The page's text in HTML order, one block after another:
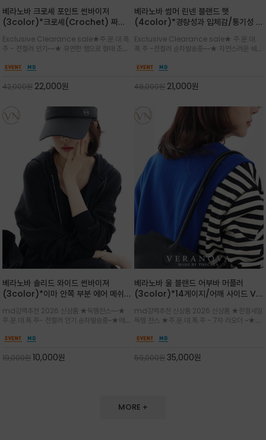
베라노바 크로셰 포인트 썬바이저
(3color)*크로셰(Crochet) 짜임
미닌한 무드를 연출/벨크로 타입이라 휴
대도 간편
Exclusive Clearance sale★주.문.대.폭.
주 - 전컬러 인기~~★ 유연한 챙으로 형태 조절
말아 휴대하기 좋고, 챙의 모양을 살짝 바꿀 수 있
용성을 모두 갖춘 아이템
42,000원 22,000원
베라노바 썸머 린넨 블랜드 햇
(4color)*경량성과 입체감/통기성 좋
쾌적하게 착용/ 뒷트임 있어서 헤어스타
일링에도 편하게 쓰실수 있습니다
Exclusive Clearance sale★ 주.문.대.
폭.주 -전컬러 순차발송중~~★ 자연스러운 쉐입
련된 포인트/베이직한 컬러 구성으로 어떤 스타
용도 높은 아이템
48,000원 21,000원
베라노바 솔리드 와이드 썬바이져
(3color)*이마 안쪽 부분 에어 메쉬
노바 심볼 전사 인쇄(Transfer
Printing)뒷밴딩으로 사이즈 조절이 가
능해 누구나 안정적으로 착용
md강력추천 2026 신상품 ★득템찬스~~★
주.문.대.폭.주- 전컬러 인기 순차발송중~★메쉬
일 보송보송한 스킨케어 핏(Skin-care fit)을
프,여행까지~~
19,000원10,000원
베라노바 울 블랜드 어부바 머플러
(3color)*14게이지/어깨 사이드 VN
잡는 감각적인 레이어드 니트 어부바숄/
뒷면의 은은한 V자 조직감과 부드러운
터치감으로 완성도를 높였으며, 단조로
md강력추천 신상품 2026 신상품 ★한정세일
득템 찬스 ★주.문.대.폭.주 - 7차 리오더 ~★셔
인트를 주기 좋으며, 소매 끝단에 위치한 실버
스러움을 동시에
59,000원35,000원
MORE +